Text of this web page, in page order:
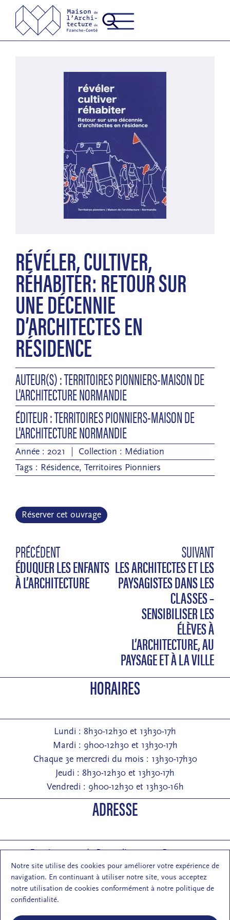
Notre site utilise des cookies pour améliorer votre expérience de
navigation. En continuant à utiliser notre site, vous acceptez
notre utilisation de cookies conformément à notre politique de
confidentialité.
RÉVÉLER, CULTIVER,
RÉHABITER: RETOUR SUR
UNE DÉCENNIE
D’ARCHITECTES EN
RÉSIDENCE
AUTEUR(S) : TERRITOIRES PIONNIERS-MAISON DE
L'ARCHITECTURE NORMANDIE
ÉDITEUR : TERRITOIRES PIONNIERS-MAISON DE
L'ARCHITECTURE NORMANDIE
Année : 2021 Collection : Médiation
Tags : Résidence, Territoires Pionniers
Réserver cet ouvrage
PRÉCÉDENT
ÉDUQUER LES ENFANTS
À L’ARCHITECTURE
SUIVANT
LES ARCHITECTES ET LES
PAYSAGISTES DANS LES
CLASSES –
SENSIBILISER LES
ÉLÈVES À
L’ARCHITECTURE, AU
PAYSAGE ET À LA VILLE
HORAIRES
Lundi : 8h30-12h30 et 13h30-17h
Mardi : 9h00-12h30 et 13h30-17h
Chaque 3e mercredi du mois : 13h30-17h30
Jeudi : 8h30-12h30 et 13h30-17h
Vendredi : 9h00-12h30 et 13h30-16h
ADRESSE
Entrée : 2 rue de Pontarlier 25000 Besançon
Courrier : 1 rue des Martelots 25000 Besançon
E-mail : contact (at) maisondelarchi-fc.fr